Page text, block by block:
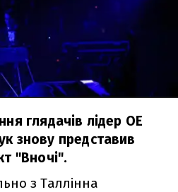
глядачів лідер ОЕ
знову представив
"Вночі".
з Таллінна